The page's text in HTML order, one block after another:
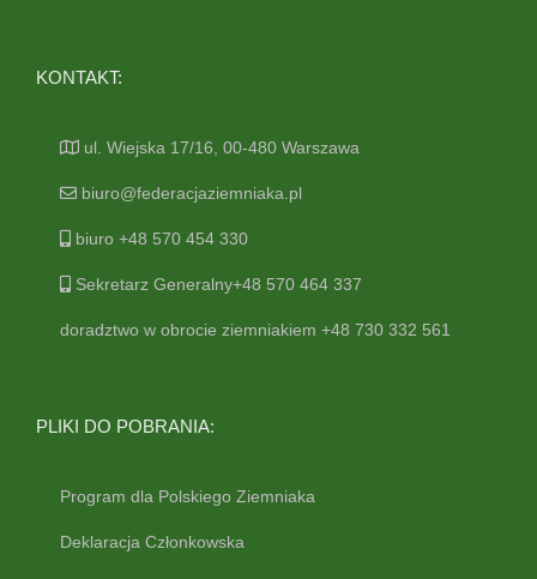
KONTAKT:
ul. Wiejska 17/16, 00-480 Warszawa
biuro@federacjaziemniaka.pl
biuro +48 570 454 330
Sekretarz Generalny+48 570 464 337
doradztwo w obrocie ziemniakiem +48 730 332 561
PLIKI DO POBRANIA:
Program dla Polskiego Ziemniaka
Deklaracja Członkowska